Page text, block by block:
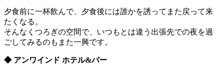
夕食前に一杯飲んで、夕食後には誰かを誘ってまた戻って来
たくなる。
そんなくつろぎの空間で、いつもとは違う出張先での夜を過
ごしてみるのもまた一興です。
◆ アンワインド ホテル&バー